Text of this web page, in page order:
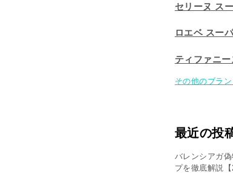
セリーヌ ス
ロエベ スー
ティファニ
その他のブラン
最近の投
バレンシアガ
プを徹底解説【